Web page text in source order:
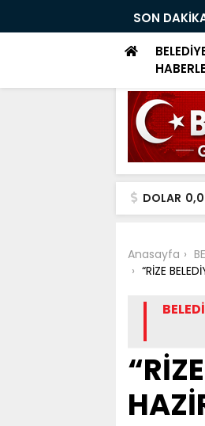
SON
DÜNYA SAĞLIK ÖRGÜTÜ
DOLAR
Anasayfa
“RİZE